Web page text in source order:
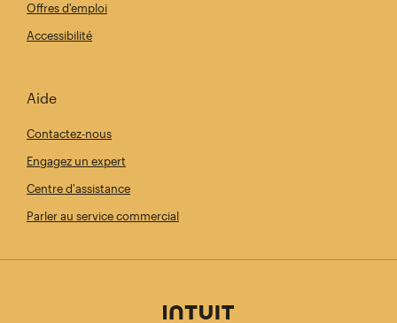
Offres d'emploi
Accessibilité
Aide
Contactez-nous
Engagez un expert
Centre d'assistance
Parler au service commercial